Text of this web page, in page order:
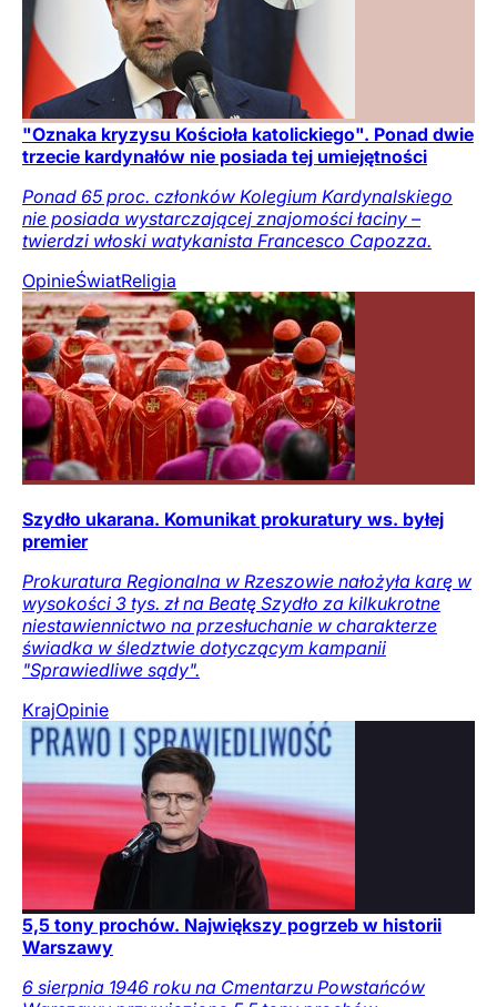
"Oznaka kryzysu Kościoła katolickiego". Ponad dwie
trzecie kardynałów nie posiada tej umiejętności
Ponad 65 proc. członków Kolegium Kardynalskiego
nie posiada wystarczającej znajomości łaciny –
twierdzi włoski watykanista Francesco Capozza.
OpinieŚwiatReligia
Szydło ukarana. Komunikat prokuratury ws. byłej
premier
Prokuratura Regionalna w Rzeszowie nałożyła karę w
wysokości 3 tys. zł na Beatę Szydło za kilkukrotne
niestawiennictwo na przesłuchanie w charakterze
świadka w śledztwie dotyczącym kampanii
"Sprawiedliwe sądy".
KrajOpinie
5,5 tony prochów. Największy pogrzeb w historii
Warszawy
6 sierpnia 1946 roku na Cmentarzu Powstańców